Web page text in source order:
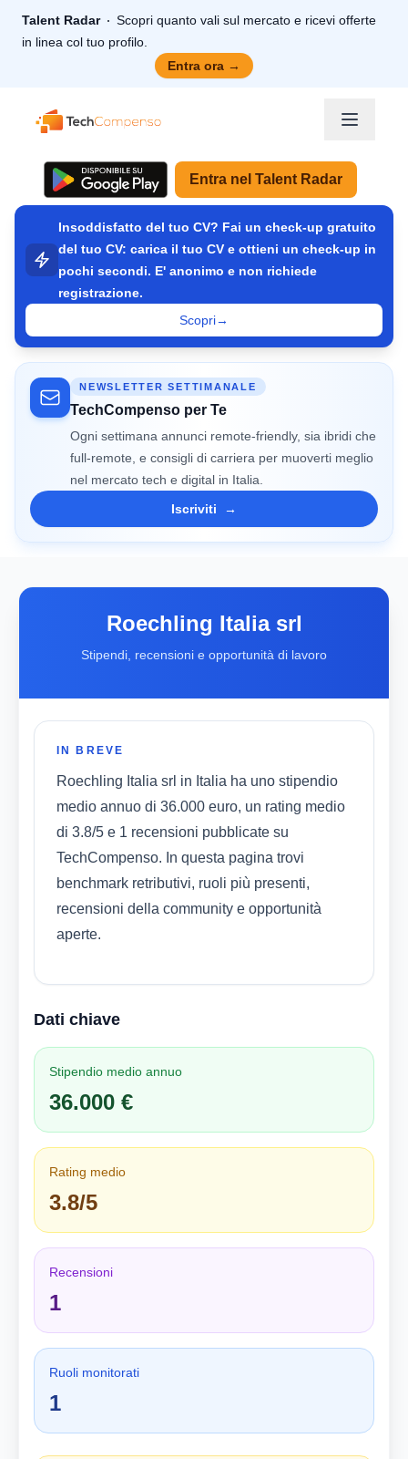
Talent Radar
Scopri quanto vali sul mercato e ricevi offerte
in linea col tuo profilo.
Entra ora →
TechCompenso
Entra nel Talent Radar
Insoddisfatto del tuo CV? Fai un check-up gratuito
del tuo CV: carica il tuo CV e ottieni un check-up in
pochi secondi. E' anonimo e non richiede
registrazione.
Scopri→
NEWSLETTER SETTIMANALE
TechCompenso per Te
Ogni settimana annunci remote-friendly, sia ibridi che
full-remote, e consigli di carriera per muoverti meglio
nel mercato tech e digital in Italia.
Iscriviti
→
Roechling Italia srl
Stipendi, recensioni e opportunità di lavoro
IN BREVE
Roechling Italia srl in Italia ha uno stipendio
medio annuo di 36.000 euro, un rating medio
di 3.8/5 e 1 recensioni pubblicate su
TechCompenso. In questa pagina trovi
benchmark retributivi, ruoli più presenti,
recensioni della community e opportunità
aperte.
Dati chiave
Stipendio medio annuo
36.000 €
Rating medio
3.8/5
Recensioni
1
Ruoli monitorati
1